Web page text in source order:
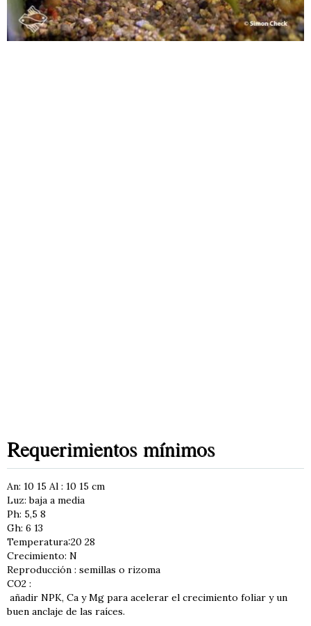
Requerimientos mínimos
An: 10 15 Al : 10 15 cm
Luz: baja a media
Ph: 5,5 8
Gh: 6 13
Temperatura:20 28
Crecimiento: N
Reproducción : semillas o rizoma
CO2 :
añadir NPK, Ca y Mg para acelerar el crecimiento foliar y un
buen anclaje de las raíces.